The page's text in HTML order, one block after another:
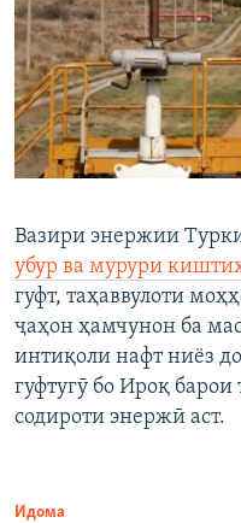
Вазири энержии
убур ва мурури
гуфт, таҳаввулоти
ҷаҳон ҳамчунон ба
интиқоли нафт ниёз
гуфтугӯ бо Ироқ
содироти энержӣ аст.
Идома